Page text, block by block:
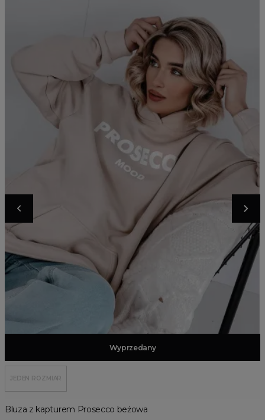
Dodaj do koszyka
Wyprzedany
JEDEN ROZMIAR
Bluza z kapturem Prosecco beżowa